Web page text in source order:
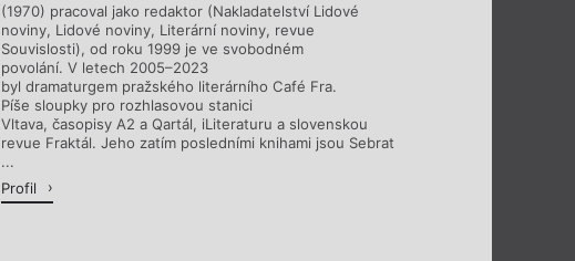
(1970) pracoval jako redaktor (Nakladatelství Lidové
noviny, Lidové noviny, Literární noviny, revue
Souvislosti), od roku 1999 je ve svobodném
povolání. V letech 2005–2023
byl dramaturgem pražského literárního Café Fra.
Píše sloupky pro rozhlasovou stanici
Vltava, časopisy A2 a Qartál, iLiteraturu a slovenskou
revue Fraktál. Jeho zatím posledními knihami jsou Sebrat
...
Profil